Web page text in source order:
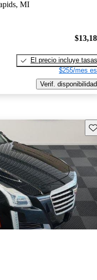
MI
El precio incluye tasas
$255/mes
Verif. disponibilidad